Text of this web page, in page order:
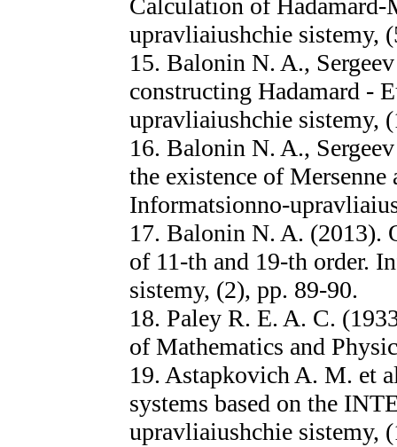
Calculation of Hadamard-
upravliaiushchie sistemy,
15. Balonin N. A.,
constructing Hadamard -
upravliaiushchie sistemy,
16. Balonin N. A.,
the existence of
Informatsionno-
17. Balonin N. A. (2013).
of 11-th and 19-th order.
sistemy, (2), pp. 89-90.
18. Paley R. E. A. C.
of Mathematics and
19. Astapkovich A. M. et
systems based on the
upravliaiushchie sistemy,